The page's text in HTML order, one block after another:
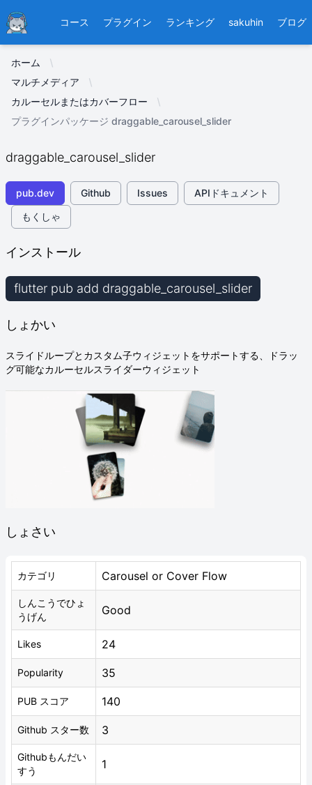
Ducafecat コース プラグイン ランキング sakuhin ブログ
ホーム
マルチメディア
カルーセルまたはカバーフロー
プラグインパッケージ draggable_carousel_slider
draggable_carousel_slider
pub.dev Github Issues
APIドキュメント
もくしゃ
インストール
flutter pub add draggable_carousel_slider
しょかい
スライドループとカスタム子ウィジェットをサポートする、ドラッ
グ可能なカルーセルスライダーウィジェット
しょさい
カテゴリ Carousel or Cover Flow
しんこうでひょ
うげん
Good
Likes 24
Popularity 35
PUB スコア 140
Github スター数 3
Githubもんだい
すう
1